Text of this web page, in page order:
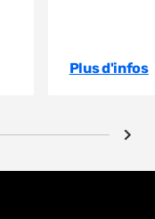
Plus d'infos